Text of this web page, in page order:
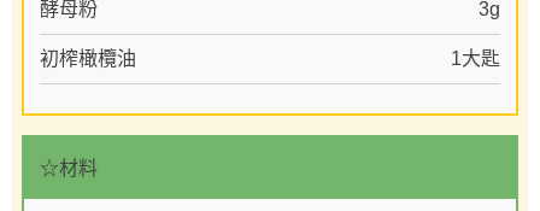
酵母粉 3g
初榨橄欖油 1大匙
☆材料